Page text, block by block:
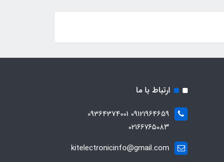
ارتباط با ما
09121964659 09364374001
۰۲۱۶۶۷۶۵۰۸۳
kitelectronicinfo@gmail.com